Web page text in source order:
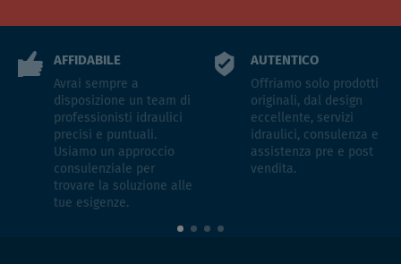
AFFIDABILE
Avrai sempre a
disposizione un team di
professionisti idraulici
precisi e puntuali.
Usiamo un approccio
consulenziale per
trovare la soluzione alle
tue esigenze.
AUTENTICO
Offriamo solo prodotti
originali, dal design
eccellente, servizi
idraulici, consulenza e
assistenza pre e post
vendita.